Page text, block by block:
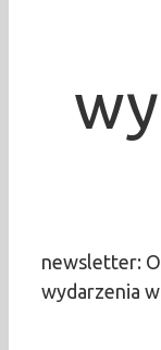
newsletter:
wydarzenia